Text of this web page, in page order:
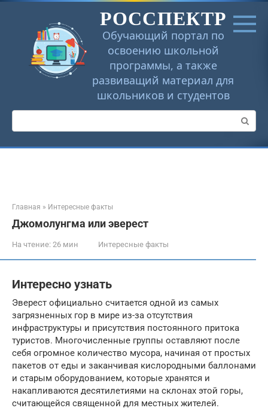
Перейти
РОССПЕКТР
Обучающий портал по
освоению школьной
программы, а также
развиващий материал для
школьников и студентов
Поиск:
Главная » Интересные факты
Джомолунгма или эверест
На чтение: 26 мин Интересные факты
Интересно узнать
Эверест официально считается одной из самых
загрязненных гор в мире из-за отсутствия
инфраструктуры и присутствия постоянного притока
туристов. Многочисленные группы оставляют после
себя огромное количество мусора, начиная от простых
пакетов от еды и заканчивая кислородными баллонами
и старым оборудованием, которые хранятся и
накапливаются десятилетиями на склонах этой горы,
считающейся священной для местных жителей.